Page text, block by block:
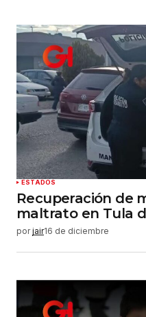
ESTADOS
Recuperación de
maltrato en Tula
por jair16 de diciembre